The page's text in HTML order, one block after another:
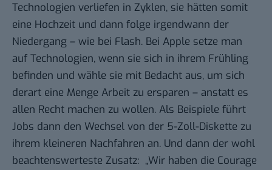
Technologien verliefen in Zyklen, sie hätten somit
eine Hochzeit und dann folge irgendwann der
Niedergang – wie bei Flash. Bei Apple setze man
auf Technologien, wenn sie sich in ihrem Frühling
befinden und wähle sie mit Bedacht aus, um sich
derart eine Menge Arbeit zu ersparen – anstatt es
allen Recht machen zu wollen. Als Beispiele führt
Jobs dann den Wechsel von der 5-Zoll-Diskette zu
ihrem kleineren Nachfahren an. Und dann der wohl
beachtenswerteste Zusatz: „Wir haben die Courage